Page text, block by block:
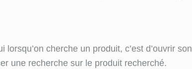
lorsqu’on cherche un produit, c’est d’ouvrir son
une recherche sur le produit recherché.